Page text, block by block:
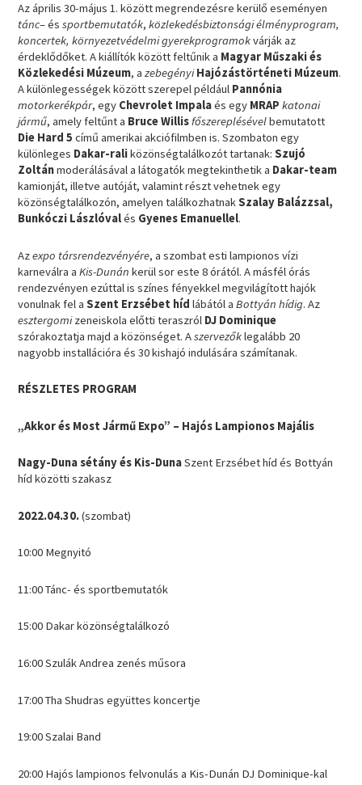
Az április 30-május 1. között megrendezésre kerülő eseményen
tánc– éssportbemutatók,közlekedésbiztonsági élményprogram,
koncertek, környezetvédelmi gyerekprogramokvárják az
érdeklődőket. A kiállítók között feltűnik a Magyar Műszaki és
Közlekedési Múzeum, azebegényiHajózástörténeti Múzeum.
A különlegességek között szerepel például Pannónia
motorkerékpár, egy Chevrolet Impalaés egy MRAPkatonai
jármű, amely feltűnt a Bruce Willisfőszereplésévelbemutatott
Die Hard 5 című amerikai akciófilmben is. Szombaton egy
különleges Dakar-raliközönségtalálkozót tartanak:Szujó
Zoltánmoderálásával a látogatók megtekinthetik a Dakar-team
kamionját, illetve autóját, valamint részt vehetnek egy
közönségtalálkozón, amelyen találkozhatnakSzalay Balázzsal,
Bunkóczi Lászlóvalés Gyenes Emanuellel.
Azexpo társrendezvényére, a szombat esti lampionos vízi
karneválra a Kis-Dunán kerül sor este 8 órától. A másfél órás
rendezvényen ezúttal is színes fényekkel megvilágított hajók
vonulnak fel aSzent Erzsébet híd lábától aBottyán hídig. Az
esztergomizeneiskola előtti teraszról DJ Dominique
szórakoztatja majd a közönséget. Aszervezőklegalább 20
nagyobb installációra és 30 kishajó indulására számítanak.
RÉSZLETES PROGRAM
„Akkor és Most Jármű Expo” – Hajós Lampionos Majális
Nagy-Duna sétány és Kis-DunaSzent Erzsébet híd és Bottyán
híd közötti szakasz
2022.04.30.(szombat)
10:00 Megnyitó
11:00 Tánc- és sportbemutatók
15:00 Dakar közönségtalálkozó
16:00 Szulák Andrea zenés műsora
17:00 Tha Shudras együttes koncertje
19:00 Szalai Band
20:00 Hajós lampionos felvonulás a Kis-Dunán DJ Dominique-kal